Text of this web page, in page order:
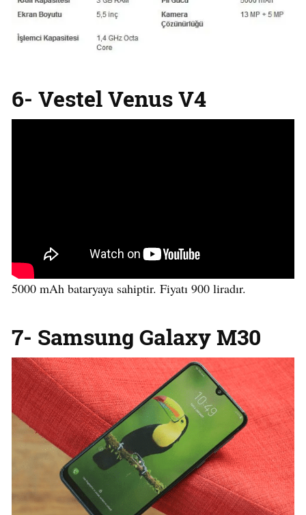
6- Vestel Venus V4
5000 mAh bataryaya sahiptir. Fiyatı 900 liradır.
7- Samsung Galaxy M30